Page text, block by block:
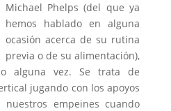
Michael Phelps (del que ya
hemos hablado en alguna
ocasión acerca de su rutina
previa o de su alimentación),
alguna vez. Se trata de
jugando con los apoyos
empeines cuando